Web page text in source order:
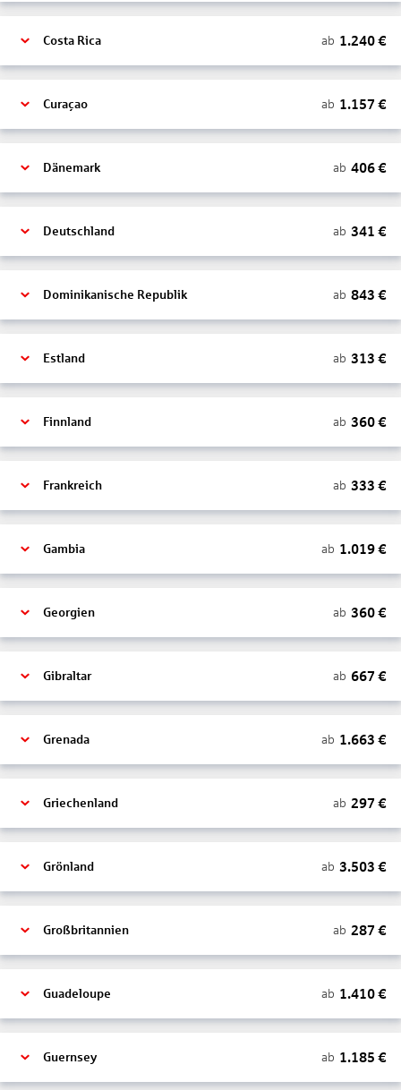
Costa Rica ab 1.240€
Curaçao ab 1.157 €
Dänemark ab 406€
Deutschland ab 341 €
Dominikanische Republik ab 843 €
Estland ab 313 €
Finnland ab 360€
Frankreich ab 333 €
Gambia ab 1.019€
Georgien ab 360€
Gibraltar ab 667 €
Grenada ab 1.663 €
Griechenland ab 297 €
Grönland ab 3.503 €
Großbritannien ab 287 €
Guadeloupe ab 1.410€
Guernsey ab 1.185 €